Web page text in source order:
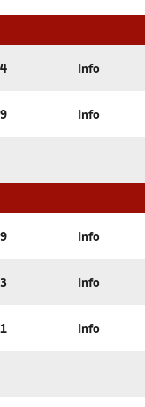
Info
Info
Info
Info
Info